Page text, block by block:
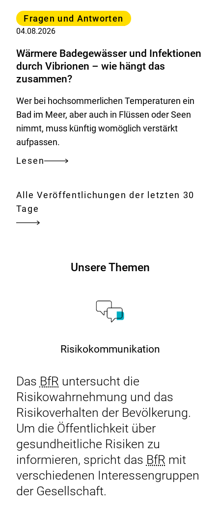
Kategorie
Fragen und Antworten
04.08.2026
Wärmere Badegewässer und Infektionen
durch Vibrionen – wie hängt das
zusammen?
Wer bei hochsommerlichen Temperaturen ein
Bad im Meer, aber auch in Flüssen oder Seen
nimmt, muss künftig womöglich verstärkt
aufpassen.
Lesen
Wärmere
und
Infektionen
durch
Alle Veröffentlichungen der letzten 30
Tage
Unsere Themen
Risikokommunikation
Das BfR untersucht die
Risikowahrnehmung und das
Risikoverhalten der Bevölkerung.
Um die Öffentlichkeit über
gesundheitliche Risiken zu
informieren, spricht das BfR mit
verschiedenen Interessengruppen
der Gesellschaft.